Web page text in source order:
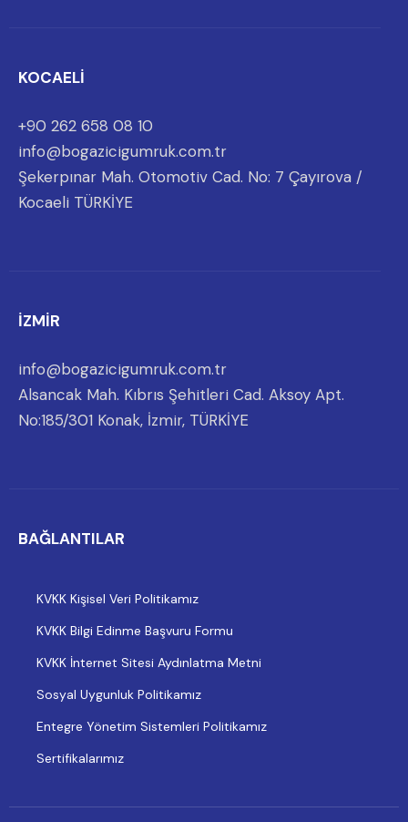
KOCAELİ
+90 262 658 08 10
info@bogazicigumruk.com.tr
Şekerpınar Mah. Otomotiv Cad. No: 7 Çayırova /
Kocaeli TÜRKİYE
İZMİR
info@bogazicigumruk.com.tr
Alsancak Mah. Kıbrıs Şehitleri Cad. Aksoy Apt.
No:185/301 Konak, İzmir, TÜRKİYE
BAĞLANTILAR
KVKK Kişisel Veri Politikamız
KVKK Bilgi Edinme Başvuru Formu
KVKK İnternet Sitesi Aydınlatma Metni
Sosyal Uygunluk Politikamız
Entegre Yönetim Sistemleri Politikamız
Sertifikalarımız